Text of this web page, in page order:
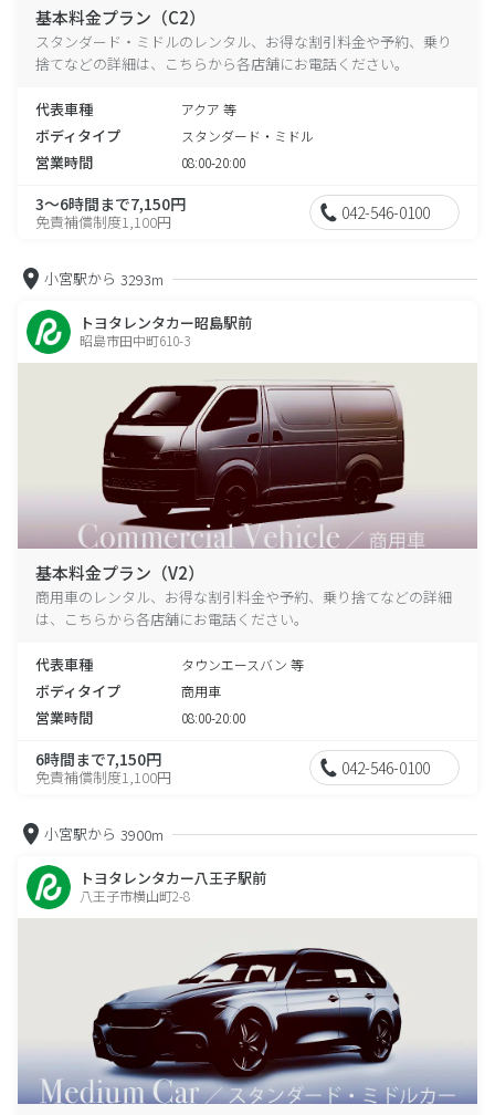
基本料金プラン（C2）
スタンダード・ミドルのレンタル、お得な割引料金や予約、乗り
捨てなどの詳細は、こちらから各店舗にお電話ください。
代表車種 アクア 等
ボディタイプ スタンダード・ミドル
営業時間 08:00-20:00
3～6時間まで7,150円
免責補償制度1,100円 042-546-0100
小宮駅から 3293m
トヨタレンタカー昭島駅前
昭島市田中町610-3
基本料金プラン（V2）
商用車のレンタル、お得な割引料金や予約、乗り捨てなどの詳細
は、こちらから各店舗にお電話ください。
代表車種 タウンエースバン 等
ボディタイプ 商用車
営業時間 08:00-20:00
6時間まで7,150円
免責補償制度1,100円 042-546-0100
小宮駅から 3900m
トヨタレンタカー八王子駅前
八王子市横山町2-8